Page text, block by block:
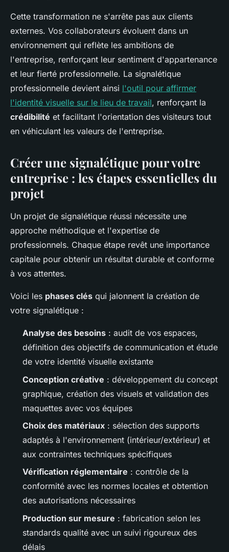
Cette transformation ne s'arrête pas aux clients
externes. Vos collaborateurs évoluent dans un
environnement qui reflète les ambitions de
l'entreprise, renforçant leur sentiment d'appartenance
et leur fierté professionnelle. La signalétique
professionnelle devient ainsi l'outil pour affirmer
l'identité visuelle sur le lieu de travail, renforçant la
crédibilité et facilitant l'orientation des visiteurs tout
en véhiculant les valeurs de l'entreprise.
Créer une signalétique pour votre
entreprise : les étapes essentielles du
projet
Un projet de signalétique réussi nécessite une
approche méthodique et l'expertise de
professionnels. Chaque étape revêt une importance
capitale pour obtenir un résultat durable et conforme
à vos attentes.
Voici les phases clés qui jalonnent la création de
votre signalétique :
Analyse des besoins : audit de vos espaces,
définition des objectifs de communication et étude
de votre identité visuelle existante
Conception créative : développement du concept
graphique, création des visuels et validation des
maquettes avec vos équipes
Choix des matériaux : sélection des supports
adaptés à l'environnement (intérieur/extérieur) et
aux contraintes techniques spécifiques
Vérification réglementaire : contrôle de la
conformité avec les normes locales et obtention
des autorisations nécessaires
Production sur mesure : fabrication selon les
standards qualité avec un suivi rigoureux des
délais